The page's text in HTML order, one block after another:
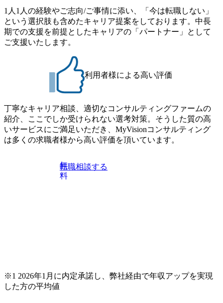
1人1人の経験やご志向/ご事情に添い、「今は転職しない」
という選択肢も含めたキャリア提案をしております。中長
期での支援を前提としたキャリアの「パートナー」として
ご支援いたします。
利用者様による高い評価
丁寧なキャリア相談、適切なコンサルティングファームの
紹介、ここでしか受けられない選考対策。そうした質の高
いサービスにご満足いただき、MyVisionコンサルティング
は多くの求職者様から高い評価を頂いています。
無
料
転職相談する
※1 2026年1月に内定承諾し、弊社経由で年収アップを実現
した方の平均値